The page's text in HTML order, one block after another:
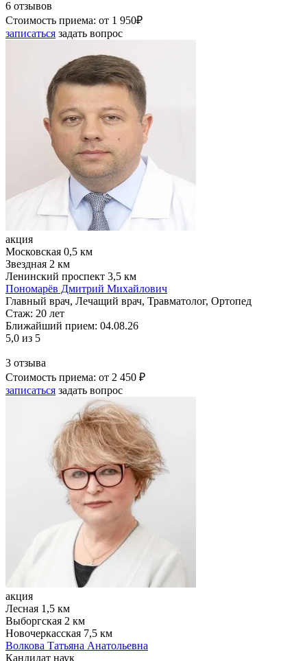
6 отзывов
Стоимость приема: от 1 950₽
записаться задать вопрос
акция
Московская 0,5 км
Звездная 2 км
Ленинский проспект 3,5 км
Пономарёв Дмитрий Михайлович
Главный врач, Лечащий врач, Травматолог, Ортопед
Стаж: 20 лет
Ближайший прием: 04.08.26
5,0 из 5
3 отзыва
Стоимость приема: от 2 450 ₽
записаться задать вопрос
акция
Лесная 1,5 км
Выборгская 2 км
Новочеркасская 7,5 км
Волкова Татьяна Анатольевна
Кандидат наук